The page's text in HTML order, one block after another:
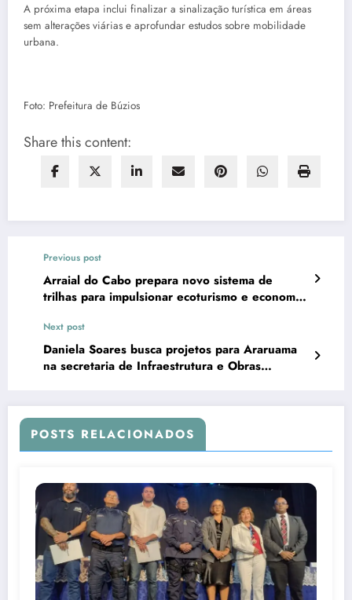
A próxima etapa inclui finalizar a sinalização turística em áreas
sem alterações viárias e aprofundar estudos sobre mobilidade
urbana.
Foto: Prefeitura de Búzios
Share this content:
Previous post
Arraial do Cabo prepara novo sistema de
trilhas para impulsionar ecoturismo e economia
Next post
Daniela Soares busca projetos para Araruama
na secretaria de Infraestrutura e Obras
POSTS RELACIONADOS